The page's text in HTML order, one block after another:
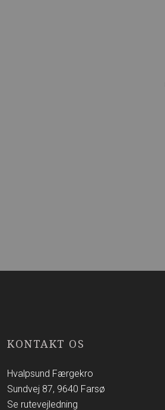
KONTAKT OS
​Hvalpsund Færgekro
Sundvej 87, 9640 Farsø
Se rutevejledning